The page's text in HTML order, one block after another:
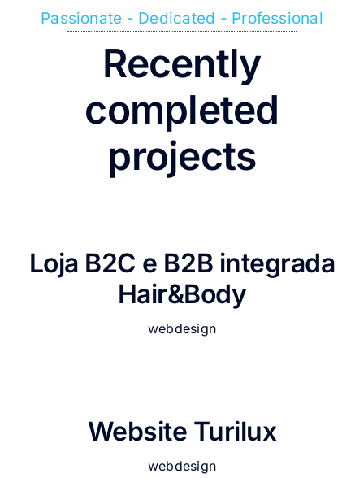
Passionate - Dedicated - Professional
Recently
completed
projects
Loja B2C e B2B integrada
Hair&Body
webdesign
Website Turilux
webdesign